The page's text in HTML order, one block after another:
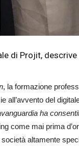
di Projit,
, la formazione
all’avvento del
ha
come mai prima
altamente